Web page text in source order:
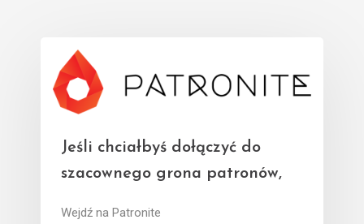
Jeśli chciałbyś dołączyć do
szacownego grona patronów,
Wejdź na Patronite